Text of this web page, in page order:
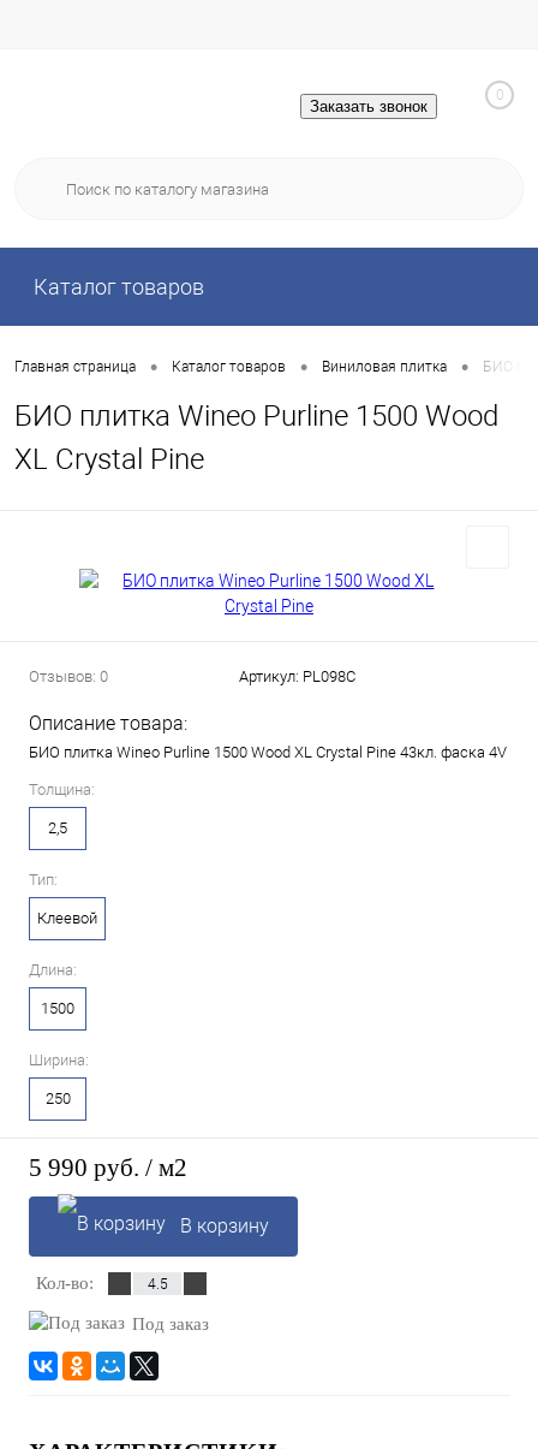
Заказать звонок
0
Каталог товаров
Главная страница • Каталог товаров • Виниловая плитка • БИО
БИО плитка Wineo Purline 1500 Wood
XL Crystal Pine
Отзывов: 0 Артикул: PL098C
Описание товара:
БИО плитка Wineo Purline 1500 Wood XL Crystal Pine 43кл. фаска 4V
Толщина:
2,5
Тип:
Клеевой
Длина:
1500
Ширина:
250
5 990 руб. / м2
В корзину
Кол-во:
Под заказ